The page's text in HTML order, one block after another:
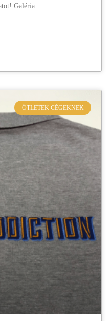
Galéria
ÖTLETEK CÉGEKNEK